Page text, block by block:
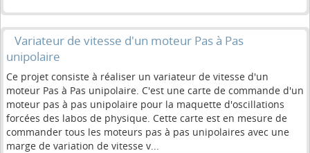
Variateur de vitesse d'un moteur Pas à Pas
unipolaire
Ce projet consiste à réaliser un variateur de vitesse d'un
moteur Pas à Pas unipolaire. C'est une carte de commande d'un
moteur pas à pas unipolaire pour la maquette d'oscillations
forcées des labos de physique. Cette carte est en mesure de
commander tous les moteurs pas à pas unipolaires avec une
marge de variation de vitesse v...